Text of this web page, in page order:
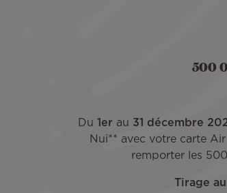
500
Du 1er au 31 décembre
Nui** avec votre carte
remporter les
Tirage